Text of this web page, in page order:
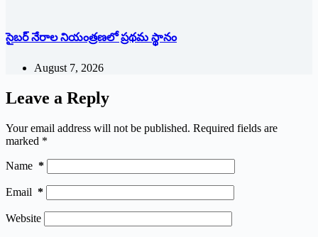
సైబర్ నేరాల నియంత్రణలో ప్రథమ స్థానం
August 7, 2026
Leave a Reply
Your email address will not be published. Required fields are
marked *
Name *
Email *
Website